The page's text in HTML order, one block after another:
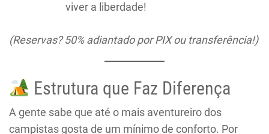
viver a liberdade!
(Reservas? 50% adiantado por PIX ou transferência!)
Estrutura que Faz Diferença
A gente sabe que até o mais aventureiro dos
campistas gosta de um mínimo de conforto. Por